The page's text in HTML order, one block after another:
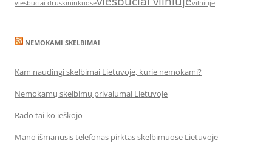
viesbuciai druskininkuose
vilniuje
NEMOKAMI SKELBIMAI
Kam naudingi skelbimai Lietuvoje, kurie nemokami?
Nemokamų skelbimų privalumai Lietuvoje
Rado tai ko ieškojo
Mano išmanusis telefonas pirktas skelbimuose Lietuvoje